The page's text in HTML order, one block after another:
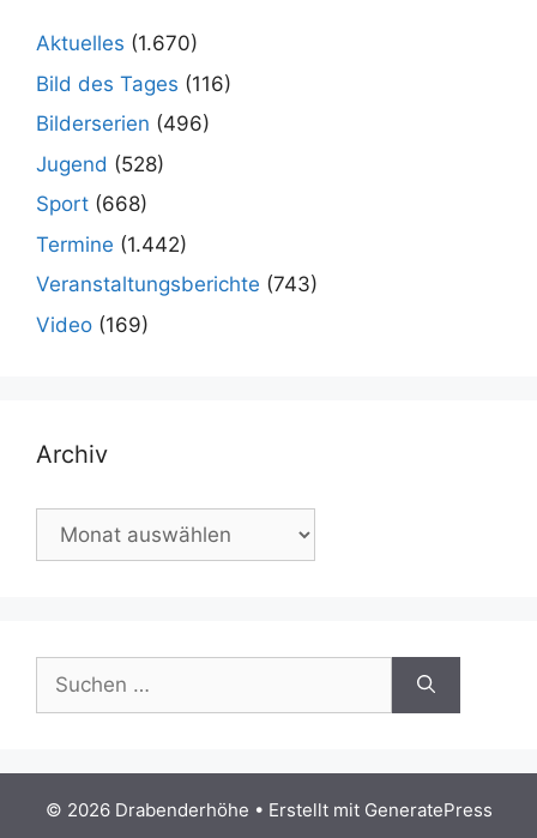
Aktuelles (1.670)
Bild des Tages (116)
Bilderserien (496)
Jugend (528)
Sport (668)
Termine (1.442)
Veranstaltungsberichte (743)
Video (169)
Archiv
Archiv
nach:
© 2026 Drabenderhöhe • Erstellt mit GeneratePress